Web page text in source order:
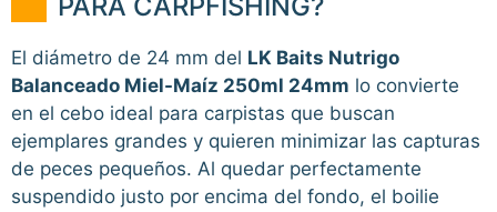
El diámetro de 24 mm del LK Baits Nutrigo
Balanceado Miel-Maíz 250ml 24mm lo convierte
en el cebo ideal para carpistas que buscan
ejemplares grandes y quieren minimizar las capturas
de peces pequeños. Al quedar perfectamente
suspendido justo por encima del fondo, el boilie